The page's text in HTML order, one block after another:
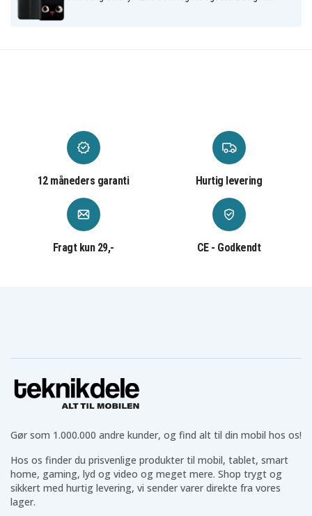
Materiale
12 måneders garanti Hurtig levering
Fragt kun 29,- CE - Godkendt
Gør som 1.000.000 andre kunder, og find alt til din mobil hos os!
Hos os finder du prisvenlige produkter til mobil, tablet, smart
home, gaming, lyd og video og meget mere. Shop trygt og
sikkert med hurtig levering, vi sender varer direkte fra vores
lager.